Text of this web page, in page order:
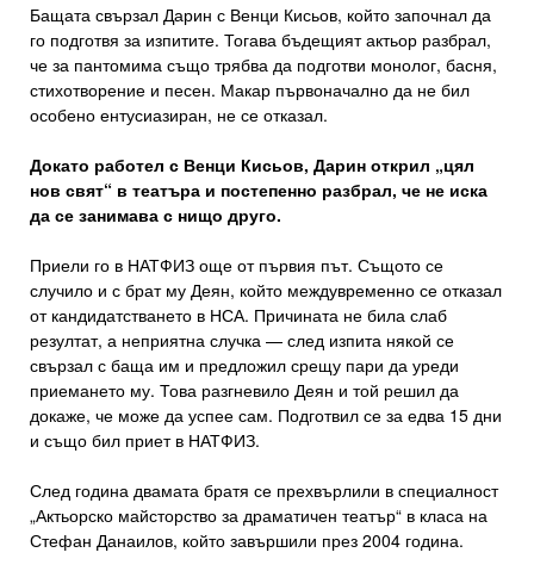
Бащата свързал Дарин с Венци Кисьов, който започнал да
го подготвя за изпитите. Тогава бъдещият актьор разбрал,
че за пантомима също трябва да подготви монолог, басня,
стихотворение и песен. Макар първоначално да не бил
особено ентусиазиран, не се отказал.
Докато работел с Венци Кисьов, Дарин открил „цял
нов свят“ в театъра и постепенно разбрал, че не иска
да се занимава с нищо друго.
Приели го в НАТФИЗ още от първия път. Същото се
случило и с брат му Деян, който междувременно се отказал
от кандидатстването в НСА. Причината не била слаб
резултат, а неприятна случка — след изпита някой се
свързал с баща им и предложил срещу пари да уреди
приемането му. Това разгневило Деян и той решил да
докаже, че може да успее сам. Подготвил се за едва 15 дни
и също бил приет в НАТФИЗ.
След година двамата братя се прехвърлили в специалност
„Актьорско майсторство за драматичен театър“ в класа на
Стефан Данаилов, който завършили през 2004 година.